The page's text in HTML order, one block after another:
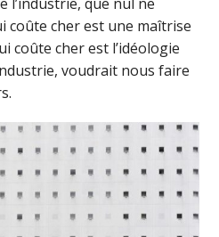
coûte cher est une maîtrise
coûte cher est l’idéologie
voudrait nous faire